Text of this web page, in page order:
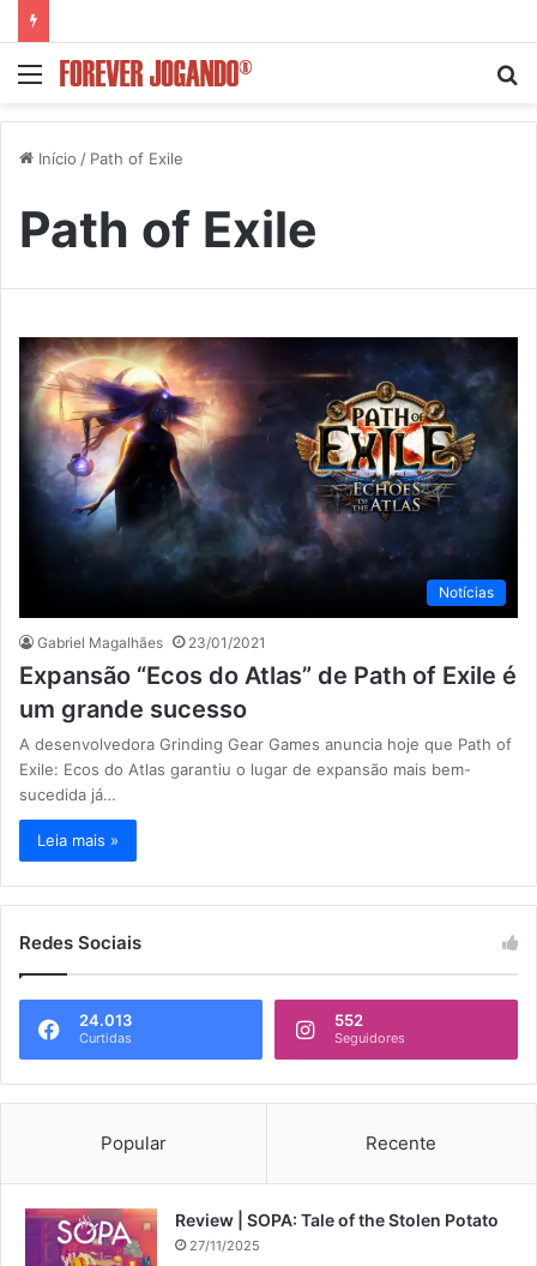
Menu
Início / Path of Exile
Path of Exile
Notícias
Gabriel Magalhães 23/01/2021
Expansão “Ecos do Atlas” de Path of Exile é
um grande sucesso
A desenvolvedora Grinding Gear Games anuncia hoje que Path of
Exile: Ecos do Atlas garantiu o lugar de expansão mais bem-
sucedida já…
Leia mais »
Redes Sociais
24.013
Curtidas
552
Seguidores
Popular Recente
Review | SOPA: Tale of the Stolen Potato
27/11/2025